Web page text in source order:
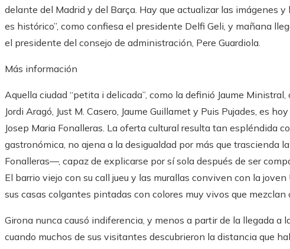
delante del Madrid y del Barça. Hay que actualizar las imágenes
es histórico”, como confiesa el presidente Delfi Geli, y mañana
el presidente del consejo de administración, Pere Guardiola.
Más información
Aquella ciudad “petita i delicada”, como la definió Jaume
Jordi Aragó, Just M. Casero, Jaume Guillamet y Puis Pujades, es
Josep Maria Fonalleras. La oferta cultural resulta tan espléndida
gastronómica, no ajena a la desigualdad por más que trascienda
Fonalleras—, capaz de explicarse por sí sola después de ser
El barrio viejo con su call jueu y las murallas conviven con la
sus casas colgantes pintadas con colores muy vivos que mezclan
Girona nunca causó indiferencia, y menos a partir de la llegada a
cuando muchos de sus visitantes descubrieron la distancia que